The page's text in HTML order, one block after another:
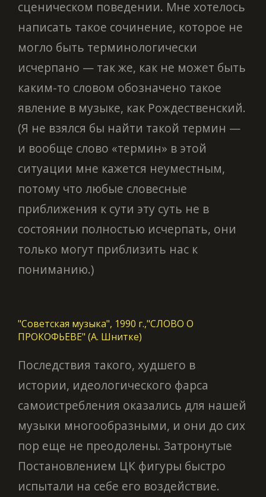
сценическом поведении. Мне хотелось
написать такое сочинение, которое не
могло быть терминологически
исчерпано — так же, как не может быть
каким-то словом обозначено такое
явление в музыке, как Рождественский.
(Я не взялся бы найти такой термин —
и вообще слово «термин» в этой
ситуации мне кажется неуместным,
потому что любые словесные
приближения к сути эту суть не в
состоянии полностью исчерпать, они
только могут приблизить нас к
пониманию.)
"Советская музыка", 1990 г.,"СЛОВО О
ПРОКОФЬЕВЕ" (А. Шнитке)
Последствия такого, худшего в
истории, идеологического фарса
самоистребления оказались для нашей
музыки многообразными, и они до сих
пор еще не преодолены. Затронутые
Постановлением ЦК фигуры быстро
испытали на себе его воздействие.